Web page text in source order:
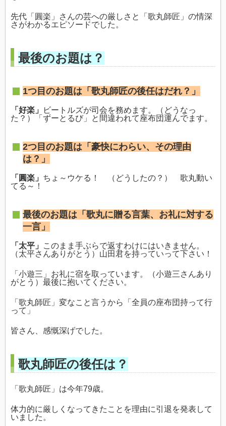
先代「圓楽」さんの芸への厳しさと「歌丸師匠」の情深
さがわかるエピソードでした。
最後のお題は？
1つ目のお題は「歌丸師匠の後任はだれ？」
「好楽」
ビートルズが司会を務めます。（どうなっ
た？）「ずーとるび」と間違われて座布団運んでます。
2つ目のお題は「豪快にわらい、その理由
は？」
「圓楽」 ちょ～ウケる！ （どうしたの？） 歌丸動い
てる～！
最後のお題は「歌丸に贈る言葉、お礼に対する
一言」
「太平」
このまま手ぶらで返すわけにはいきません。
（太平さんありがとう）山田君を持っていって下さい！
「小遊三」お礼に宿を取っています。（小遊三さんあり
がとう）最後に抱いてください。
「歌丸師匠」変なこと言うから「全員の座布団持って行
って」
皆さん、感慨深げでした。
歌丸師匠の後任は？
「歌丸師匠」は今年79歳。
体力的に厳しくなってきたことを理由に引退を発表して
いました。